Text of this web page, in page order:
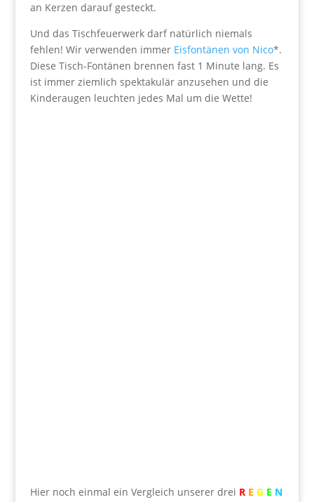
an Kerzen darauf gesteckt.
Und das Tischfeuerwerk darf natürlich niemals
fehlen! Wir verwenden immer Eisfontänen von Nico*.
Diese Tisch-Fontänen brennen fast 1 Minute lang. Es
ist immer ziemlich spektakulär anzusehen und die
Kinderaugen leuchten jedes Mal um die Wette!
Hier noch einmal ein Vergleich unserer drei R E G E N